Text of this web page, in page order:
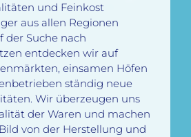
und Feinkost
aus allen Regionen
der Suche nach
entdecken wir auf
einsamen Höfen
ständig neue
Wir überzeugen uns
der Waren und machen
von der Herstellung und